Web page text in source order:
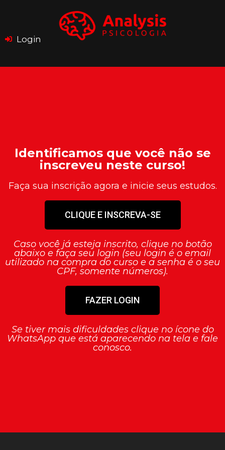
Login
Identificamos que você não se
inscreveu neste curso!
Faça sua inscrição agora e inicie seus estudos.
CLIQUE E INSCREVA-SE
Caso você já esteja inscrito, clique no botão
abaixo e faça seu login (seu login é o email
utilizado na compra do curso e a senha é o seu
CPF, somente números).
FAZER LOGIN
Se tiver mais dificuldades clique no ícone do
WhatsApp que está aparecendo na tela e fale
conosco.